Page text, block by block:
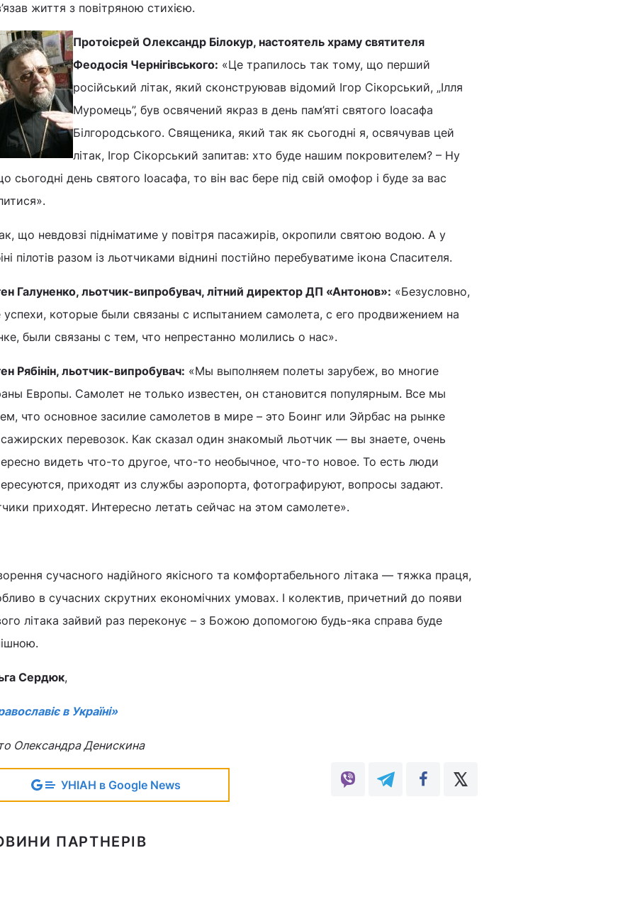
життя з повітряною стихією.
Протоієрей Олександр Білокур, настоятель храму святителя
Феодосія Чернігівського: «Це трапилось так тому, що перший
російський літак, який сконструював відомий Ігор Сікорський, „Ілля
Муромець”, був освячений якраз в день пам’яті святого Іоасафа
Білгородського. Священика, який так як сьогодні я, освячував цей
літак, Ігор Сікорський запитав: хто буде нашим покровителем? – Ну
сьогодні день святого Іоасафа, то він вас бере під свій омофор і буде за вас
що невдовзі підніматиме у повітря пасажирів, окропили святою водою. А у
пілотів разом із льотчиками віднині постійно перебуватиме ікона Спасителя.
Галуненко, льотчик-випробувач, літний директор ДП «Антонов»: «Безусловно,
успехи, которые были связаны с испытанием самолета, с его продвижением на
были связаны с тем, что непрестанно молились о нас».
Рябінін, льотчик-випробувач: «Мы выполняем полеты зарубеж, во многие
Европы. Самолет не только известен, он становится популярным. Все мы
что основное засилие самолетов в мире – это Боинг или Эйрбас на рынке
перевозок. Как сказал один знакомый льотчик ― вы знаете, очень
видеть что-то другое, что-то необычное, что-то новое. То есть люди
приходят из службы аэропорта, фотографируют, вопросы задают.
приходят. Интересно летать сейчас на этом самолете».
сучасного надійного якісного та комфортабельного літака ― тяжка праця,
в сучасних скрутних економічних умовах. І колектив, причетний до появи
літака зайвий раз переконує – з Божою допомогою будь-яка справа буде
Сердюк,
в Україні»
Олександра Денискина
УНІАН в Google News
ПАРТНЕРІВ